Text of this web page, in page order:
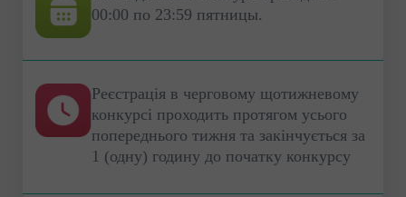
00:00 по 23:59 пятницы.
Реєстрація в черговому щотижневому
конкурсі проходить протягом усього
попереднього тижня та закінчується за
1 (одну) годину до початку конкурсу